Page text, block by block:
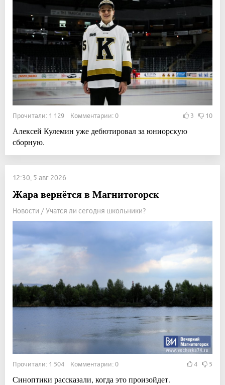
Прочитали: 1 129 Комментарии: 0 3 10
Алексей Кулемин уже дебютировал за юниорскую
сборную.
12:30, 5 авг 2026
Жара вернётся в Магнитогорск
Новости / Учатся ли сегодня школьники?
Прочитали: 1 504 Комментарии: 0 4 5
Синоптики рассказали, когда это произойдет.